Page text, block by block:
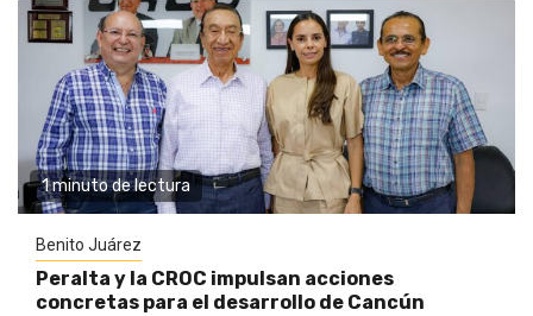
1 minuto de lectura
Benito Juárez
Peralta y la CROC impulsan acciones
concretas para el desarrollo de Cancún